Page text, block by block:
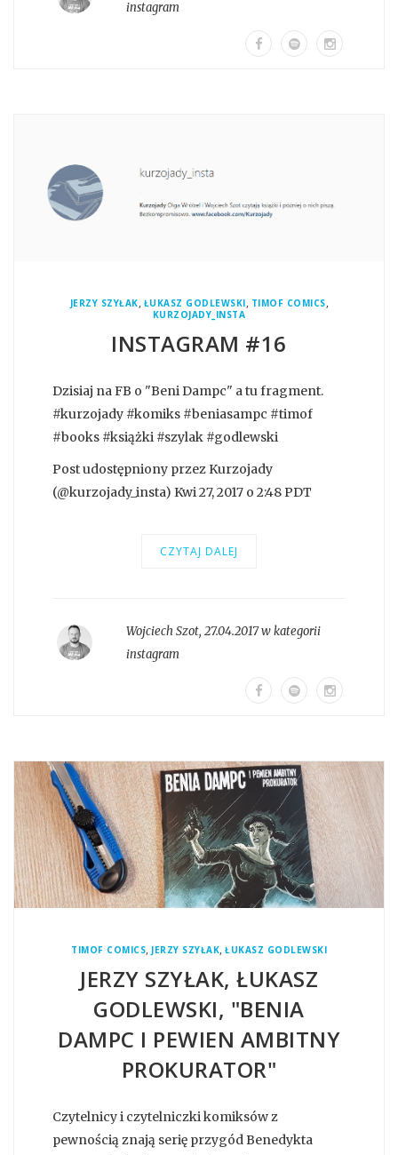
instagram
JERZY SZYŁAK, ŁUKASZ GODLEWSKI, TIMOF COMICS,
KURZOJADY_INSTA
INSTAGRAM #16
Dzisiaj na FB o "Beni Dampc" a tu fragment.
#kurzojady #komiks #beniasampc #timof
#books #książki #szylak #godlewski
Post udostępniony przez Kurzojady
(@kurzojady_insta) Kwi 27, 2017 o 2:48 PDT
CZYTAJ DALEJ
Wojciech Szot, 27.04.2017 w kategorii
instagram
TIMOF COMICS, JERZY SZYŁAK, ŁUKASZ GODLEWSKI
JERZY SZYŁAK, ŁUKASZ
GODLEWSKI, "BENIA
DAMPC I PEWIEN AMBITNY
PROKURATOR"
Czytelnicy i czytelniczki komiksów z
pewnością znają serię przygód Benedykta